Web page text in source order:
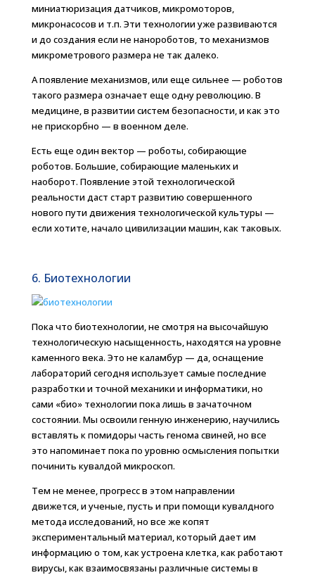
миниатюризация датчиков, микромоторов,
микронасосов и т.п. Эти технологии уже развиваются
и до создания если не нанороботов, то механизмов
микрометрового размера не так далеко.
А появление механизмов, или еще сильнее — роботов
такого размера означает еще одну революцию. В
медицине, в развитии систем безопасности, и как это
не прискорбно — в военном деле.
Есть еще один вектор — роботы, собирающие
роботов. Большие, собирающие маленьких и
наоборот. Появление этой технологической
реальности даст старт развитию совершенного
нового пути движения технологической культуры —
если хотите, начало цивилизации машин, как таковых.
6. Биотехнологии
Пока что биотехнологии, не смотря на высочайшую
технологическую насыщенность, находятся на уровне
каменного века. Это не каламбур — да, оснащение
лабораторий сегодня использует самые последние
разработки и точной механики и информатики, но
сами «био» технологии пока лишь в зачаточном
состоянии. Мы освоили генную инженерию, научились
вставлять к помидоры часть генома свиней, но все
это напоминает пока по уровню осмысления попытки
починить кувалдой микроскоп.
Тем не менее, прогресс в этом направлении
движется, и ученые, пусть и при помощи кувалдного
метода исследований, но все же копят
экспериментальный материал, который дает им
информацию о том, как устроена клетка, как работают
вирусы, как взаимосвязаны различные системы в